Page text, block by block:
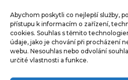
Abychom poskytli co nejlepší služby,
přístupu k informacím o zařízení,
cookies. Souhlas s těmito
údaje, jako je chování při procházení
webu. Nesouhlas nebo odvolání
určité vlastnosti a funkce.
Čistitelné látky s